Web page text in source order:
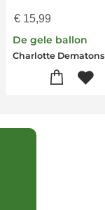
€15,99
De gele ballon
Charlotte Dematons